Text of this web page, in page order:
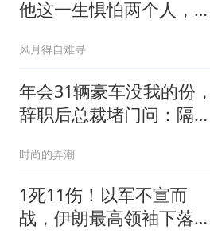
他这一生惧怕两个人，却
风月得自难寻
年会31辆豪车没我的份，
辞职后总裁堵门问：隔壁
时尚的弄潮
1死11伤！以军不宣而
战，伊朗最高领袖下落不